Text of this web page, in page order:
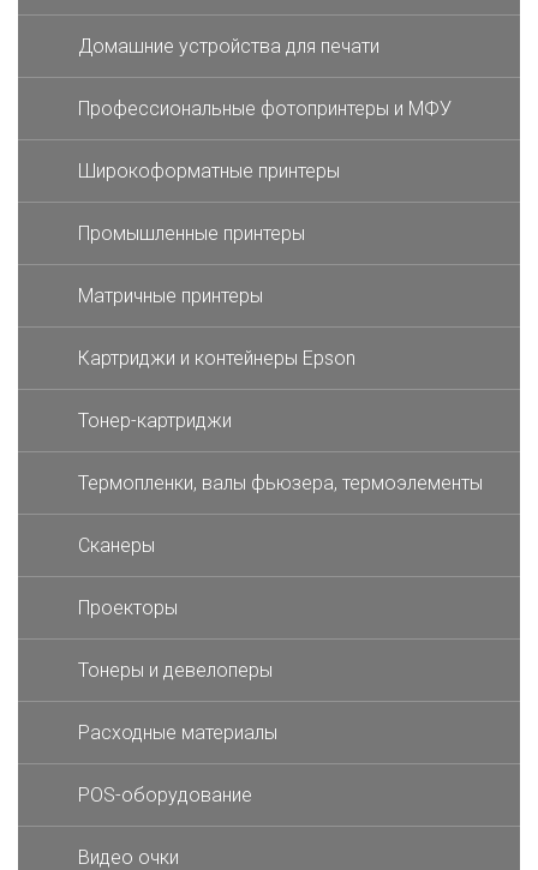
Домашние устройства для печати
Профессиональные фотопринтеры и МФУ
Широкоформатные принтеры
Промышленные принтеры
Матричные принтеры
Картриджи и контейнеры Epson
Тонер-картриджи
Термопленки, валы фьюзера, термоэлементы
Сканеры
Проекторы
Тонеры и девелоперы
Расходные материалы
POS-оборудование
Видео очки